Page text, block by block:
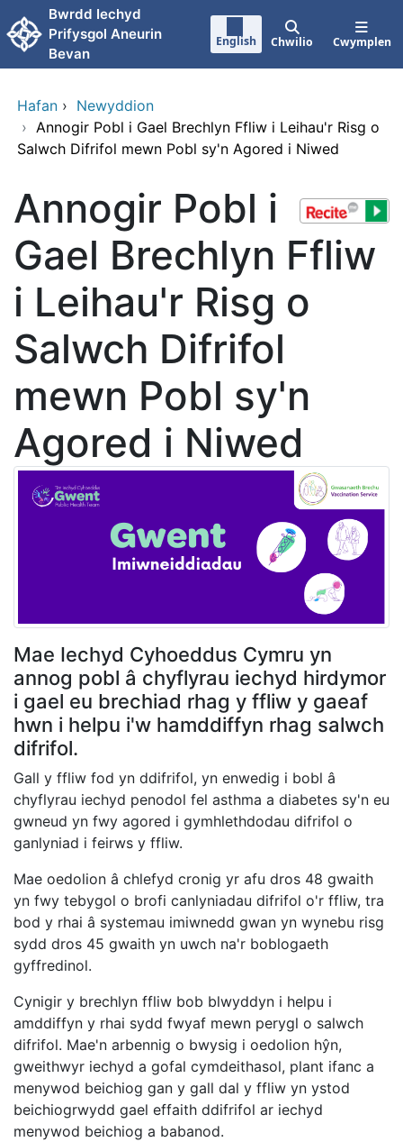
Neidio i'r prif gynnwy
Bwrdd Iechyd
Prifysgol Aneurin
Bevan
English Chwilio Cwymplen
Hafan › Newyddion
› Annogir Pobl i Gael Brechlyn Ffliw i Leihau'r Risg o
Salwch Difrifol mewn Pobl sy'n Agored i Niwed
Annogir Pobl i
Gael Brechlyn Ffliw
i Leihau'r Risg o
Salwch Difrifol
mewn Pobl sy'n
Agored i Niwed
Mae Iechyd Cyhoeddus Cymru yn
annog pobl â chyflyrau iechyd hirdymor
i gael eu brechiad rhag y ffliw y gaeaf
hwn i helpu i'w hamddiffyn rhag salwch
difrifol.
Gall y ffliw fod yn ddifrifol, yn enwedig i bobl â
chyflyrau iechyd penodol fel asthma a diabetes sy'n eu
gwneud yn fwy agored i gymhlethdodau difrifol o
ganlyniad i feirws y ffliw.
Mae oedolion â chlefyd cronig yr afu dros 48 gwaith
yn fwy tebygol o brofi canlyniadau difrifol o'r ffliw, tra
bod y rhai â systemau imiwnedd gwan yn wynebu risg
sydd dros 45 gwaith yn uwch na'r boblogaeth
gyffredinol.
Cynigir y brechlyn ffliw bob blwyddyn i helpu i
amddiffyn y rhai sydd fwyaf mewn perygl o salwch
difrifol. Mae'n arbennig o bwysig i oedolion hŷn,
gweithwyr iechyd a gofal cymdeithasol, plant ifanc a
menywod beichiog gan y gall dal y ffliw yn ystod
beichiogrwydd gael effaith ddifrifol ar iechyd
menywod beichiog a babanod.